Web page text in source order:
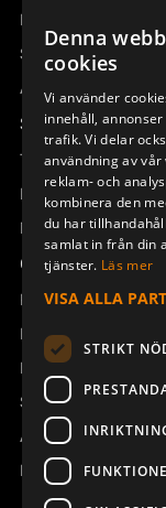
SYMBOLARK AQ80
949827-001
SYMBOLARK AQ80
949827-003
Remotus
Sesam
Access_Ctrl
Support
Teknisk support
Boka service
Manualer och
Om Åkerströms
Kontakt
Nyheter
Pressrum
Säkerhet och direktiv
Allmänna villkor
REACH
Denna
cookies
Vi använder
innehåll,
trafik. Vi delar
användning av
reklam- och
kombinera den
du har
samlat in från din
tjänster. Läs mer
VISA ALLA
STRIKT